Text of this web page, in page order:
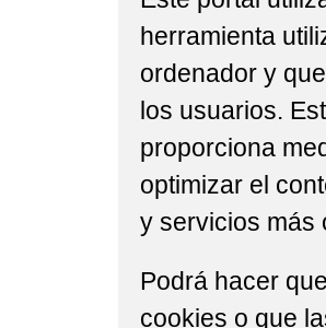
herramienta
ordenador y
los usuarios.
proporciona
optimizar el
y servicios más
Podrá hacer
cookies o que